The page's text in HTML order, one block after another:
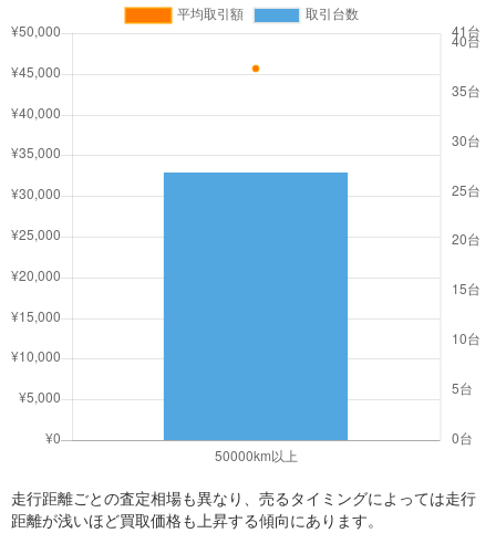
走行距離ごとの査定相場も異なり、売るタイミングによっては走行
距離が浅いほど買取価格も上昇する傾向にあります。